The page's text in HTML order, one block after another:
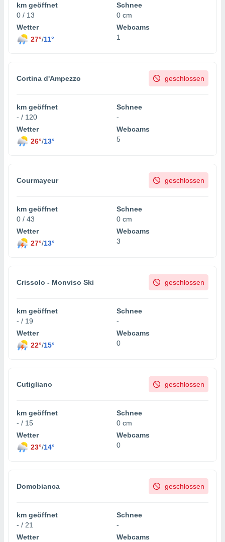
km geöffnet
0 / 13
Schnee
0 cm
Wetter
27°/11°
Webcams
1
Cortina d'Ampezzo geschlossen
km geöffnet
- / 120
Schnee
-
Wetter
26°/13°
Webcams
5
Courmayeur geschlossen
km geöffnet
0 / 43
Schnee
0 cm
Wetter
27°/13°
Webcams
3
Crissolo - Monviso Ski geschlossen
km geöffnet
- / 19
Schnee
-
Wetter
22°/15°
Webcams
0
Cutigliano geschlossen
km geöffnet
- / 15
Schnee
0 cm
Wetter
23°/14°
Webcams
0
Domobianca geschlossen
km geöffnet
- / 21
Schnee
-
Wetter
Webcams